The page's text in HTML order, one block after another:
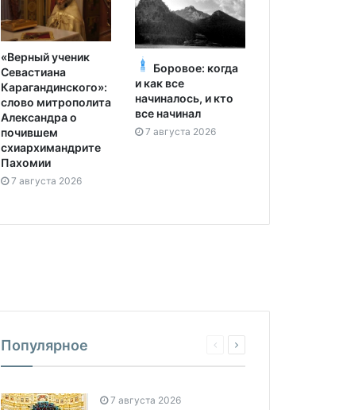
«Верный ученик
Севастиана
Карагандинского»:
слово митрополита
Александра о
почившем
схиархимандрите
Пахомии
7 августа 2026
Боровое: когда
и как все
начиналось, и кто
все начинал
7 августа 2026
Популярное
7 августа 2026